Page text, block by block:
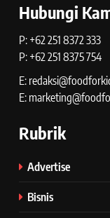
Hubungi
P: +62 251 8372 333
P: +62 251 8375 754
E:
E:
Rubrik
Advertise
Bisnis